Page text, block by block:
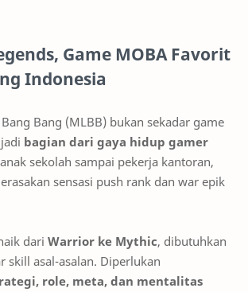
Game MOBA Favorit
Indonesia
Bang (MLBB) bukan sekadar game
bagian dari gaya hidup gamer
sekolah sampai pekerja kantoran,
sensasi push rank dan war epik
dari Warrior ke Mythic, dibutuhkan
skill asal-asalan. Diperlukan
role, meta, dan mentalitas